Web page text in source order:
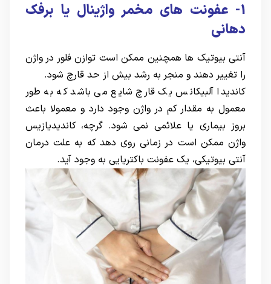
1- عفونت های مخمر واژینال یا برفک
دهانی
آنتی بیوتیک ها همچنین ممکن است توازن فلور در واژن
را تغییر دهند و منجر به رشد بیش از حد قارچ شود.
کاندیدا آلبیکانس یک قارچ شایع می باشد که به طور
معمول به مقدار کم در واژن وجود دارد و معمولا باعث
بروز بیماری یا علائمی نمی شود. گرچه، کاندیدیازیس
واژن ممکن است در زمانی روی دهد که به علت درمان
آنتی بیوتیکی، یک عفونت باکتریایی به وجود آید.